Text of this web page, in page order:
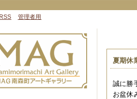
RSS 管理者用
夏期休
誠に勝
お盆休